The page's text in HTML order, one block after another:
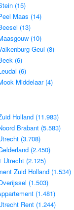
(15)
Maas (14)
(13)
(10)
Geul (8)
(6)
(6)
Middelaar (4)
Holland (11.983)
Brabant (5.583)
(3.708)
(2.450)
Utrecht (2.125)
Zuid Holland (1.534)
(1.503)
(1.481)
Rent (1.244)